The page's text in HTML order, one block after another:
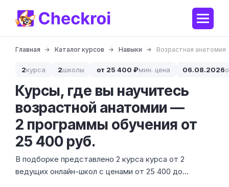
Главная Каталог курсов Навыки Возрастная анатомия
2курса 2школы от 25 400 ₽мин. цена 06.08.2026
Курсы, где вы научитесь
возрастной анатомии —
2 программы обучения от
25 400 руб.
В подборке представлено 2 курса курса от 2
ведущих онлайн-школ с ценами от 25 400 до